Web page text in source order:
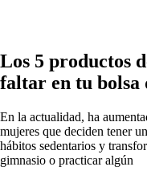
Los 5 productos
faltar en tu bolsa
En la actualidad, ha
mujeres que deciden tener
hábitos sedentarios y
gimnasio o practicar algún